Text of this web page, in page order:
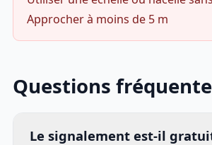
Approcher à moins de 5 m
Questions
Le signalement est-il